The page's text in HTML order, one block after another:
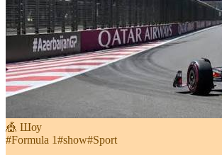
🎪 Шоу
#Formula 1#show#Sport